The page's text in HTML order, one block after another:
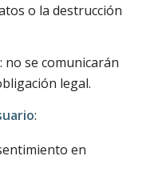
o la destrucción
: no se comunicarán
legal.
:
en